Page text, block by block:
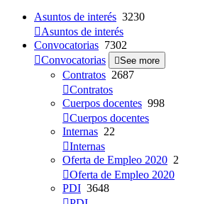
Asuntos de interés 3230
Asuntos de interés
Convocatorias 7302
Convocatorias
See more
Contratos 2687
Contratos
Cuerpos docentes 998
Cuerpos docentes
Internas 22
Internas
Oferta de Empleo 2020 2
Oferta de Empleo 2020
PDI 3648